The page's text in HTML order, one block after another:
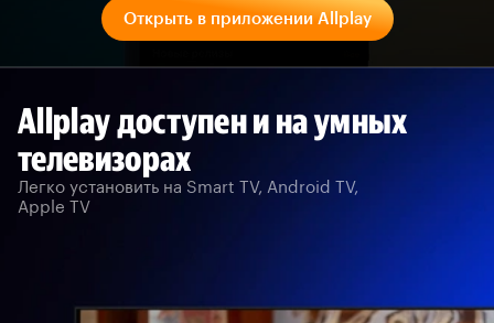
Открыть в приложении Allplay
Allplay доступен и на умных
телевизорах
Легко установить на Smart TV, Android TV,
Apple TV